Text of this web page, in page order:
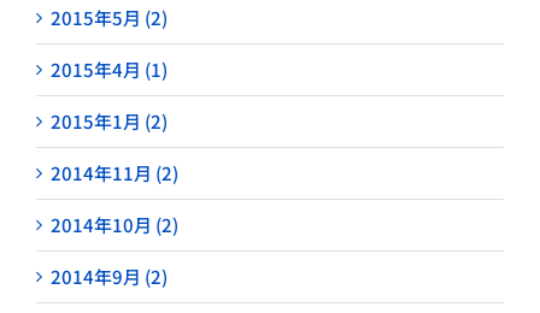
2015年5月 (2)
2015年4月 (1)
2015年1月 (2)
2014年11月 (2)
2014年10月 (2)
2014年9月 (2)